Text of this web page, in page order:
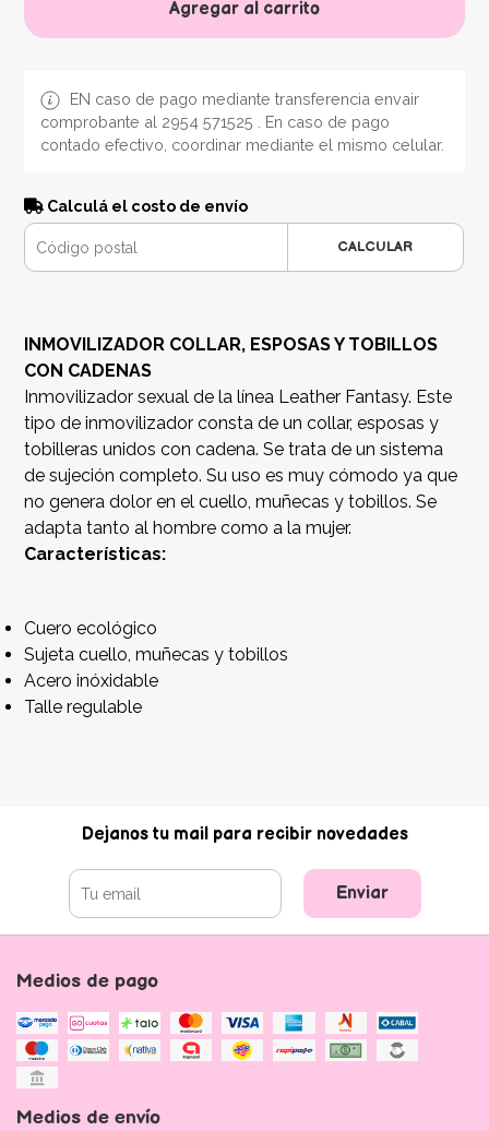
Agregar al carrito
EN caso de pago mediante transferencia envair
comprobante al 2954 571525 . En caso de pago
contado efectivo, coordinar mediante el mismo celular.
Calculá el costo de envío
CALCULAR
INMOVILIZADOR COLLAR, ESPOSAS Y TOBILLOS
CON CADENAS
Inmovilizador sexual de la línea Leather Fantasy. Este
tipo de inmovilizador consta de un collar, esposas y
tobilleras unidos con cadena. Se trata de un sistema
de sujeción completo. Su uso es muy cómodo ya que
no genera dolor en el cuello, muñecas y tobillos. Se
adapta tanto al hombre como a la mujer.
Características:
Cuero ecológico
Sujeta cuello, muñecas y tobillos
Acero inóxidable
Talle regulable
Dejanos tu mail para recibir novedades
Enviar
Medios de pago
Medios de envío